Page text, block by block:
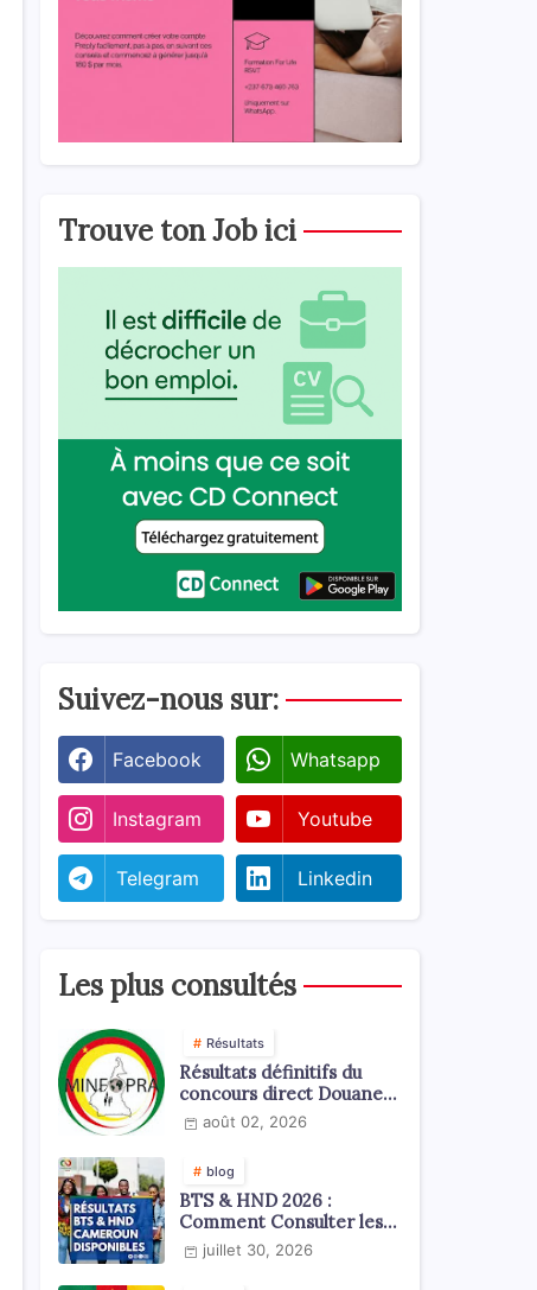
Trouve ton Job ici
Suivez-nous sur:
Facebook Whatsapp
Instagram Youtube
Telegram Linkedin
Les plus consultés
Résultats
Résultats définitifs du
concours direct Douanes
2026août 02, 2026
blog
BTS & HND 2026 :
Comment Consulter les
Résultats ?
juillet 30, 2026